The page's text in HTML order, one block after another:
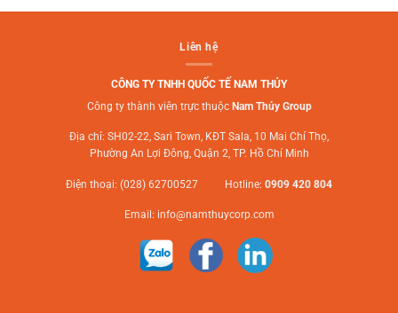
Liên hệ
CÔNG TY TNHH QUỐC TẾ NAM THỦY
Công ty thành viên trực thuộc Nam Thủy Group
Địa chỉ: SH02-22, Sari Town, KĐT Sala, 10 Mai Chí Thọ,
Phường An Lợi Đông, Quận 2, TP. Hồ Chí Minh
Điện thoại: (028) 62700527 Hotline: 0909 420 804
Email: info@namthuycorp.com